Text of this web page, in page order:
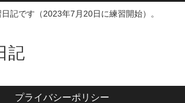
記です（2023年7月20日に練習開始）。
記
プライバシーポリシー